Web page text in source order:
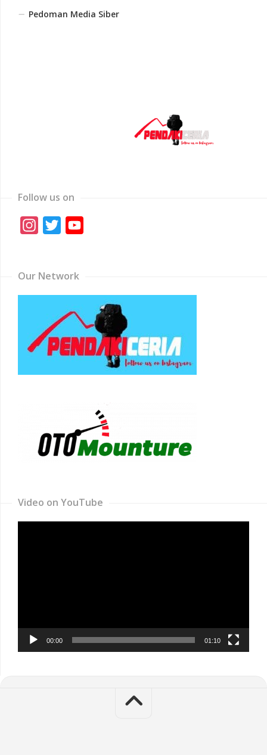
Pedoman Media Siber
Follow us on
Instagram
Twitter
Our Network
Video on YouTube
00:00 01:10